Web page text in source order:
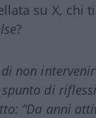
su X, chi
?
di non
spunto di
“Da anni